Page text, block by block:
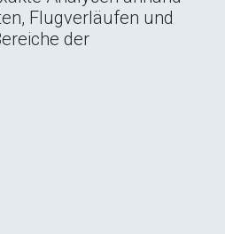
Flugverläufen und
der